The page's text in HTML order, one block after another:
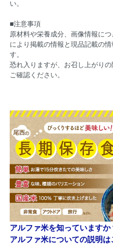
い。
■注意事項
原材料や栄養成分、画像情報に
により掲載の情報と現品記載の
す。
恐れ入りますが、お召し上がり
ご確認ください。
アルファ米を知っていますか
アルファ米についての説明は